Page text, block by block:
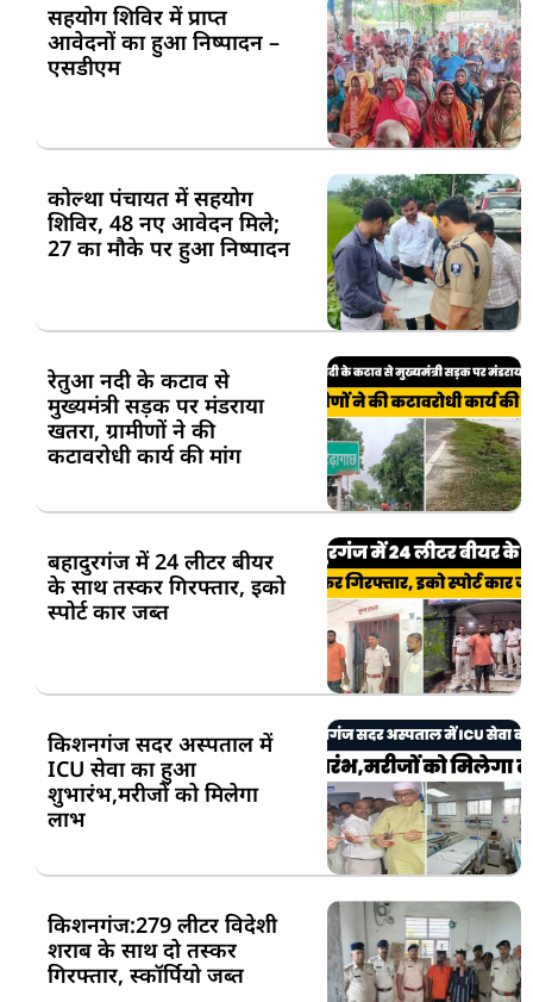
सहयोग शिविर में प्राप्त
आवेदनों का हुआ निष्पादन –
एसडीएम
कोल्था पंचायत में सहयोग
शिविर, 48 नए आवेदन मिले;
27 का मौके पर हुआ निष्पादन
रेतुआ नदी के कटाव से
मुख्यमंत्री सड़क पर मंडराया
खतरा, ग्रामीणों ने की
कटावरोधी कार्य की मांग
बहादुरगंज में 24 लीटर बीयर
के साथ तस्कर गिरफ्तार, इको
स्पोर्ट कार जब्त
किशनगंज सदर अस्पताल में
ICU सेवा का हुआ
शुभारंभ,मरीजों को मिलेगा
लाभ
किशनगंज:279 लीटर विदेशी
शराब के साथ दो तस्कर
गिरफ्तार, स्कॉर्पियो जब्त